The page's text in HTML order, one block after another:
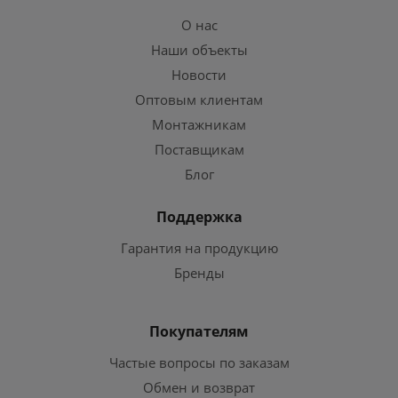
О нас
Наши объекты
Новости
Оптовым клиентам
Монтажникам
Поставщикам
Блог
Поддержка
Гарантия на продукцию
Бренды
Покупателям
Частые вопросы по заказам
Обмен и возврат